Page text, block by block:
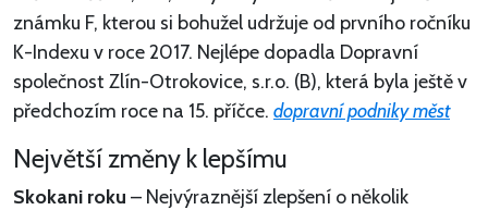
známku F, kterou si bohužel udržuje od prvního ročníku
K-Indexu v roce 2017. Nejlépe dopadla Dopravní
společnost Zlín-Otrokovice, s.r.o. (B), která byla ještě v
předchozím roce na 15. příčce. dopravní podniky měst
Největší změny k lepšímu
Skokani roku – Nejvýraznější zlepšení o několik